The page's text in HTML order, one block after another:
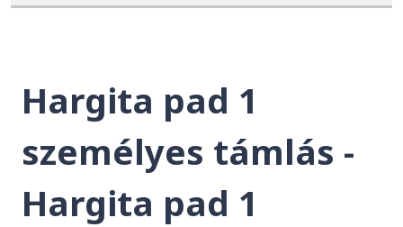
Hargita pad 1
személyes támlás -
Hargita pad 1